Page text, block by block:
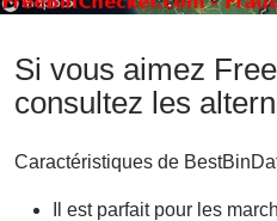
Si vous aimez
consultez les
Caractéristiques de
Il est parfait pour les